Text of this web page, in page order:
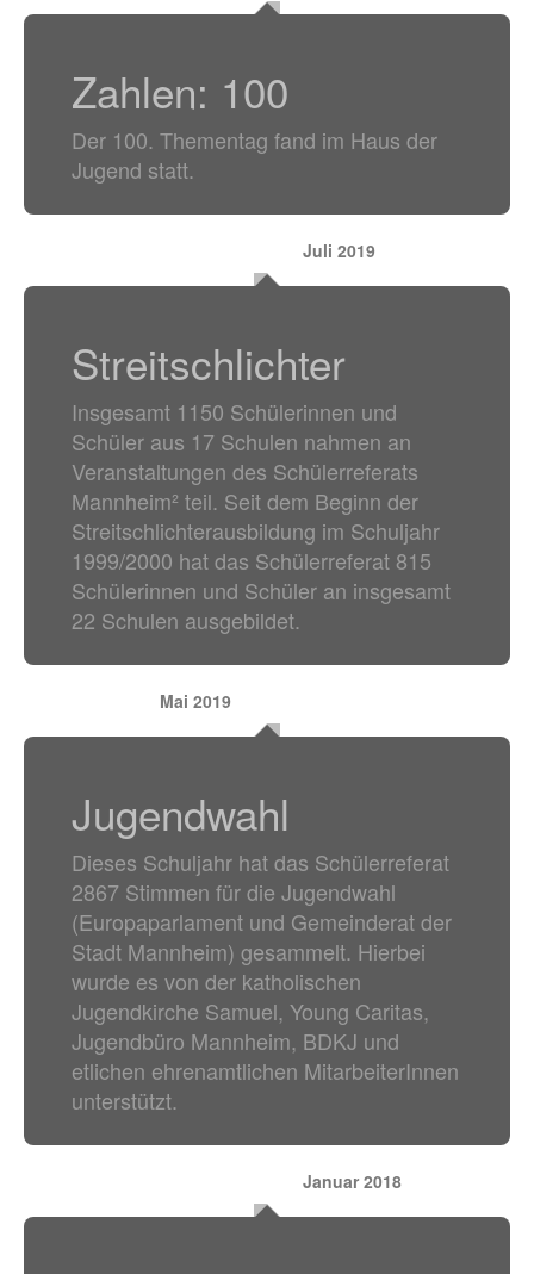
Zahlen: 100
Der 100. Thementag fand im Haus der
Jugend statt.
Juli 2019
Streitschlichter
Insgesamt 1150 Schülerinnen und
Schüler aus 17 Schulen nahmen an
Veranstaltungen des Schülerreferats
Mannheim² teil. Seit dem Beginn der
Streitschlichterausbildung im Schuljahr
1999/2000 hat das Schülerreferat 815
Schülerinnen und Schüler an insgesamt
22 Schulen ausgebildet.
Mai 2019
Jugendwahl
Dieses Schuljahr hat das Schülerreferat
2867 Stimmen für die Jugendwahl
(Europaparlament und Gemeinderat der
Stadt Mannheim) gesammelt. Hierbei
wurde es von der katholischen
Jugendkirche Samuel, Young Caritas,
Jugendbüro Mannheim, BDKJ und
etlichen ehrenamtlichen MitarbeiterInnen
unterstützt.
Januar 2018